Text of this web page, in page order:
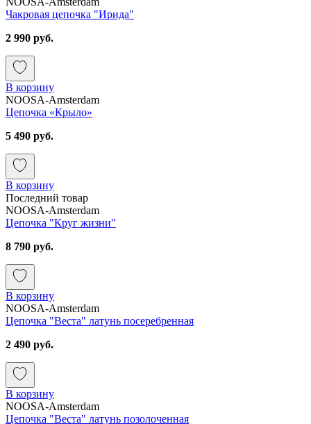
Чакровая цепочка "Ирида"
2 990 руб.
В корзину
NOOSA-Amsterdam
Цепочка «Крыло»
5 490 руб.
В корзину
Последний товар
NOOSA-Amsterdam
Цепочка "Круг жизни"
8 790 руб.
В корзину
NOOSA-Amsterdam
Цепочка "Веста" латунь посеребренная
2 490 руб.
В корзину
NOOSA-Amsterdam
Цепочка "Веста" латунь позолоченная